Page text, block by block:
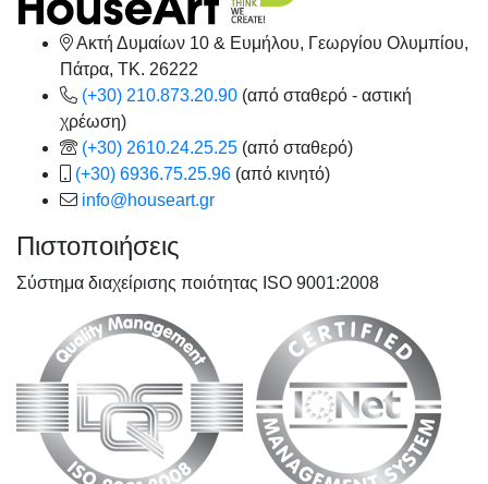
Ακτή Δυμαίων 10 & Ευμήλου, Γεωργίου Ολυμπίου,
Πάτρα, TK. 26222
(+30) 210.873.20.90 (από σταθερό - αστική
χρέωση)
(+30) 2610.24.25.25 (από σταθερό)
(+30) 6936.75.25.96 (από κινητό)
info@houseart.gr
Πιστοποιήσεις
Σύστημα διαχείρισης ποιότητας ISO 9001:2008